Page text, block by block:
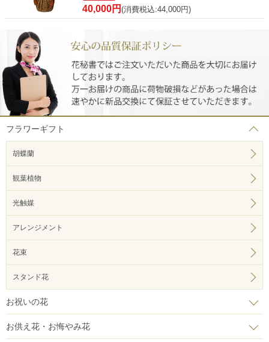
40,000円 (消費税込:44,000円)
フラワーギフト
胡蝶蘭
観葉植物
光触媒
アレンジメント
花束
スタンド花
お祝いの花
お供え花・お悔やみ花